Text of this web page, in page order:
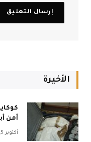
الأخيرة
أمن
أكتوبر 5, 2025